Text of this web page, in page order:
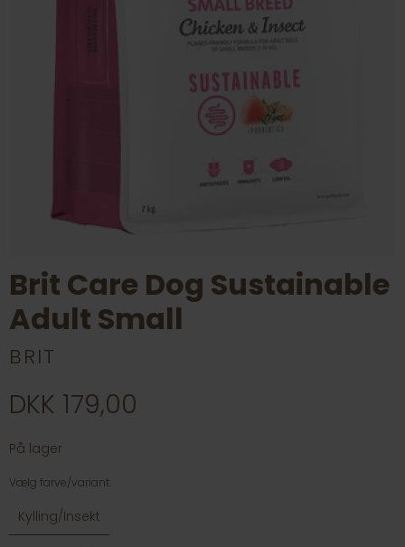
Brit Care Dog Sustainable
Adult Small
BRIT
DKK 179,00
På lager
Vælg farve/variant:
Kylling/Insekt